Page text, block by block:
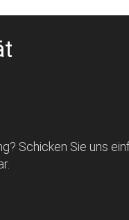
Schicken Sie uns